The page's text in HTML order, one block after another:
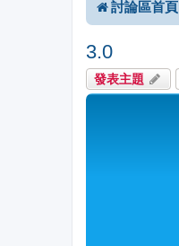
討論區首頁
3.0
發表主題